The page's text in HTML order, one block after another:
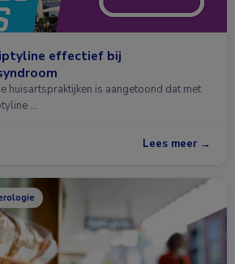
effectief bij
huisartspraktijken is aangetoond dat met
…
Lees meer →